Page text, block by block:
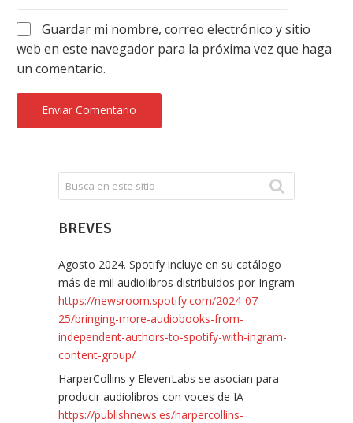
Guardar mi nombre, correo electrónico y sitio
web en este navegador para la próxima vez que haga
un comentario.
BREVES
Agosto 2024. Spotify incluye en su catálogo
más de mil audiolibros distribuidos por Ingram
https://newsroom.spotify.com/2024-07-
25/bringing-more-audiobooks-from-
independent-authors-to-spotify-with-ingram-
content-group/
HarperCollins y ElevenLabs se asocian para
producir audiolibros con voces de IA
https://publishnews.es/harpercollins-